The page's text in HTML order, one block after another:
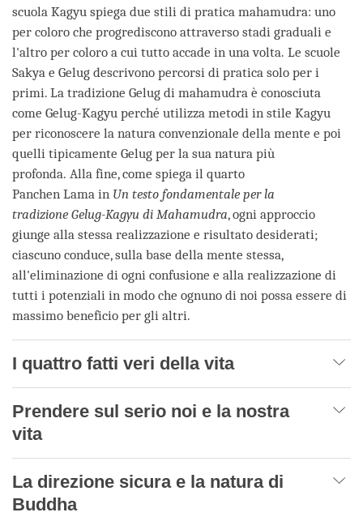
scuola Kagyu spiega due stili di pratica mahamudra: uno
per coloro che progrediscono attraverso stadi graduali e
l'altro per coloro a cui tutto accade in una volta. Le scuole
Sakya e Gelug descrivono percorsi di pratica solo per i
primi. La tradizione Gelug di mahamudra è conosciuta
come Gelug-Kagyu perché utilizza metodi in stile Kagyu
per riconoscere la natura convenzionale della mente e poi
quelli tipicamente Gelug per la sua natura più
profonda. Alla fine, come spiega il quarto
Panchen Lama in Un testo fondamentale per la
tradizione Gelug-Kagyu di Mahamudra, ogni approccio
giunge alla stessa realizzazione e risultato desiderati;
ciascuno conduce, sulla base della mente stessa,
all'eliminazione di ogni confusione e alla realizzazione di
tutti i potenziali in modo che ognuno di noi possa essere di
massimo beneficio per gli altri.
I quattro fatti veri della vita
Prendere sul serio noi e la nostra
vita
La direzione sicura e la natura di
Buddha